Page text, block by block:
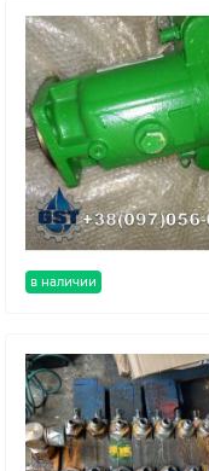
в наличии